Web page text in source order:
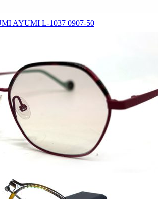
AYUMI L-1037 0907-50